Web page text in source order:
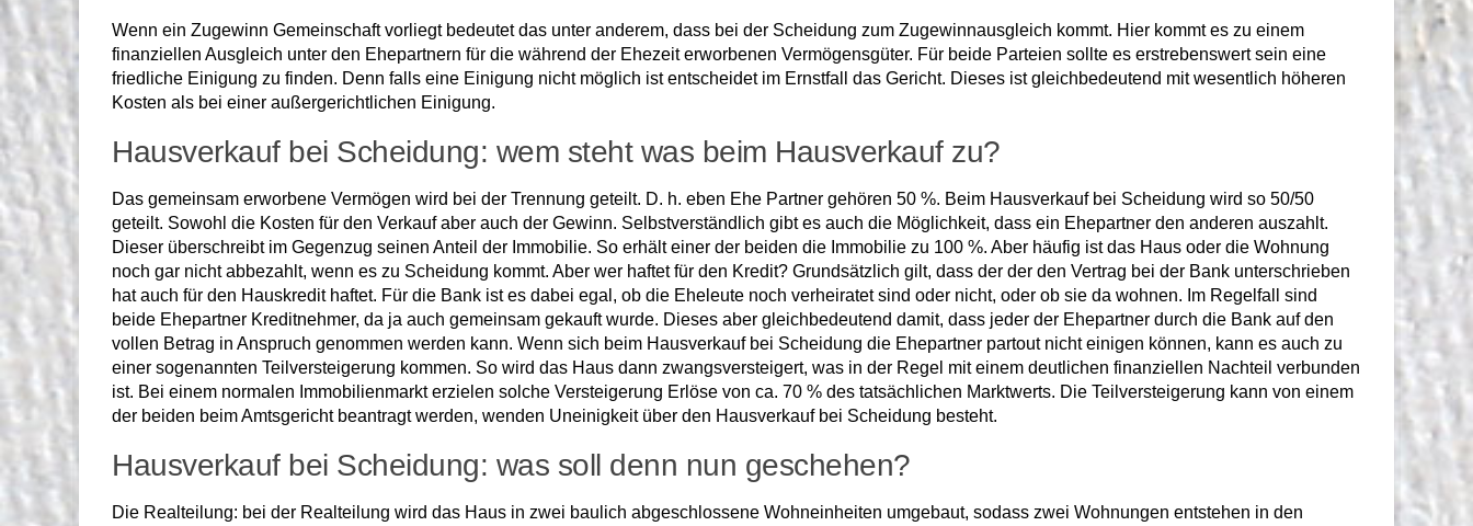
Wenn ein Zugewinn Gemeinschaft vorliegt bedeutet das unter anderem, dass bei der Scheidung zum Zugewinnausgleich kommt. Hier kommt es zu einem
finanziellen Ausgleich unter den Ehepartnern für die während der Ehezeit erworbenen Vermögensgüter. Für beide Parteien sollte es erstrebenswert sein eine
friedliche Einigung zu finden. Denn falls eine Einigung nicht möglich ist entscheidet im Ernstfall das Gericht. Dieses ist gleichbedeutend mit wesentlich höheren
Kosten als bei einer außergerichtlichen Einigung.
Hausverkauf bei Scheidung: wem steht was beim Hausverkauf zu?
Das gemeinsam erworbene Vermögen wird bei der Trennung geteilt. D. h. eben Ehe Partner gehören 50 %. Beim Hausverkauf bei Scheidung wird so 50/50
geteilt. Sowohl die Kosten für den Verkauf aber auch der Gewinn. Selbstverständlich gibt es auch die Möglichkeit, dass ein Ehepartner den anderen auszahlt.
Dieser überschreibt im Gegenzug seinen Anteil der Immobilie. So erhält einer der beiden die Immobilie zu 100 %. Aber häufig ist das Haus oder die Wohnung
noch gar nicht abbezahlt, wenn es zu Scheidung kommt. Aber wer haftet für den Kredit? Grundsätzlich gilt, dass der der den Vertrag bei der Bank unterschrieben
hat auch für den Hauskredit haftet. Für die Bank ist es dabei egal, ob die Eheleute noch verheiratet sind oder nicht, oder ob sie da wohnen. Im Regelfall sind
beide Ehepartner Kreditnehmer, da ja auch gemeinsam gekauft wurde. Dieses aber gleichbedeutend damit, dass jeder der Ehepartner durch die Bank auf den
vollen Betrag in Anspruch genommen werden kann. Wenn sich beim Hausverkauf bei Scheidung die Ehepartner partout nicht einigen können, kann es auch zu
einer sogenannten Teilversteigerung kommen. So wird das Haus dann zwangsversteigert, was in der Regel mit einem deutlichen finanziellen Nachteil verbunden
ist. Bei einem normalen Immobilienmarkt erzielen solche Versteigerung Erlöse von ca. 70 % des tatsächlichen Marktwerts. Die Teilversteigerung kann von einem
der beiden beim Amtsgericht beantragt werden, wenden Uneinigkeit über den Hausverkauf bei Scheidung besteht.
Hausverkauf bei Scheidung: was soll denn nun geschehen?
Die Realteilung: bei der Realteilung wird das Haus in zwei baulich abgeschlossene Wohneinheiten umgebaut, sodass zwei Wohnungen entstehen in den